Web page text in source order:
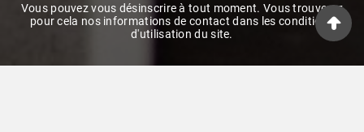
Vous pouvez vous désinscrire à tout moment. Vous trouverez
pour cela nos informations de contact dans les conditions
d'utilisation du site.